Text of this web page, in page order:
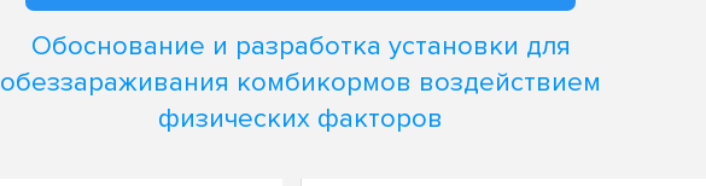
Обоснование и разработка установки для
обеззараживания комбикормов воздействием
физических факторов